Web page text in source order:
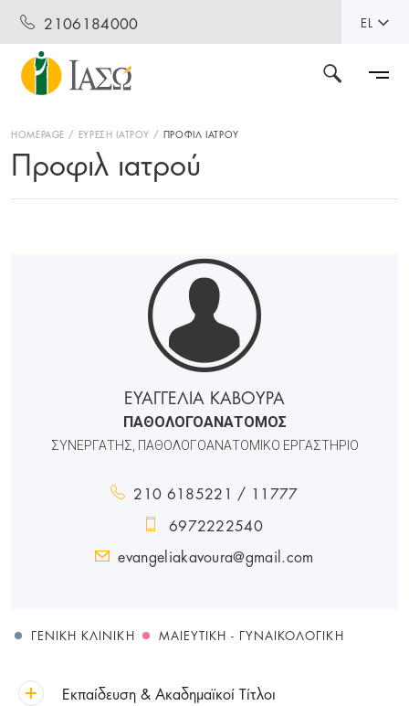
2106184000 EL
HOMEPAGE ΕΥΡΕΣΗ ΙΑΤΡΟΥ ΠΡΟΦΙΛ ΙΑΤΡΟΥ
Προφιλ ιατρού
ΕΥΑΓΓΕΛΙΑ ΚΑΒΟΥΡΑ
ΠΑΘΟΛΟΓΟΑΝΑΤΟΜΟΣ
ΣΥΝΕΡΓΑΤΗΣ, ΠΑΘΟΛΟΓΟΑΝΑΤΟΜΙΚΟ ΕΡΓΑΣΤΗΡΙΟ
210 6185221 / 11777
6972222540
evangeliakavoura@gmail.com
ΓΕΝΙΚΉ ΚΛΙΝΙΚΉ ΜΑΙΕΥΤΙΚΉ - ΓΥΝΑΙΚΟΛΟΓΙΚΉ
Εκπαίδευση & Ακαδημαϊκοί Τίτλοι